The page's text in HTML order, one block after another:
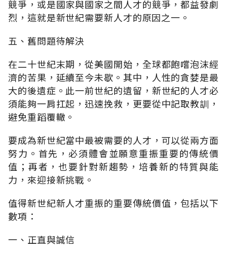
競爭，或是國家與國家之間人才的競爭，都益發劇
烈，這就是新世紀需要新人才的原因之一。
五、舊問題待解決
在二十世紀末期，從美國開始，全球都飽嚐泡沫經
濟的苦果，延續至今未歇。其中，人性的貪婪是最
大的後遺症。此一前世紀的遺留，新世紀的人才必
須能夠一肩扛起，迅速挽救，更要從中記取教訓，
避免重蹈覆轍。
要成為新世紀當中最被需要的人才，可以從兩方面
努力。首先，必須體會並願意重振重要的傳統價
值；再者，也要針對新趨勢，培養新的特質與能
力，來迎接新挑戰。
值得新世紀新人才重振的重要傳統價值，包括以下
數項：
一、正直與誠信